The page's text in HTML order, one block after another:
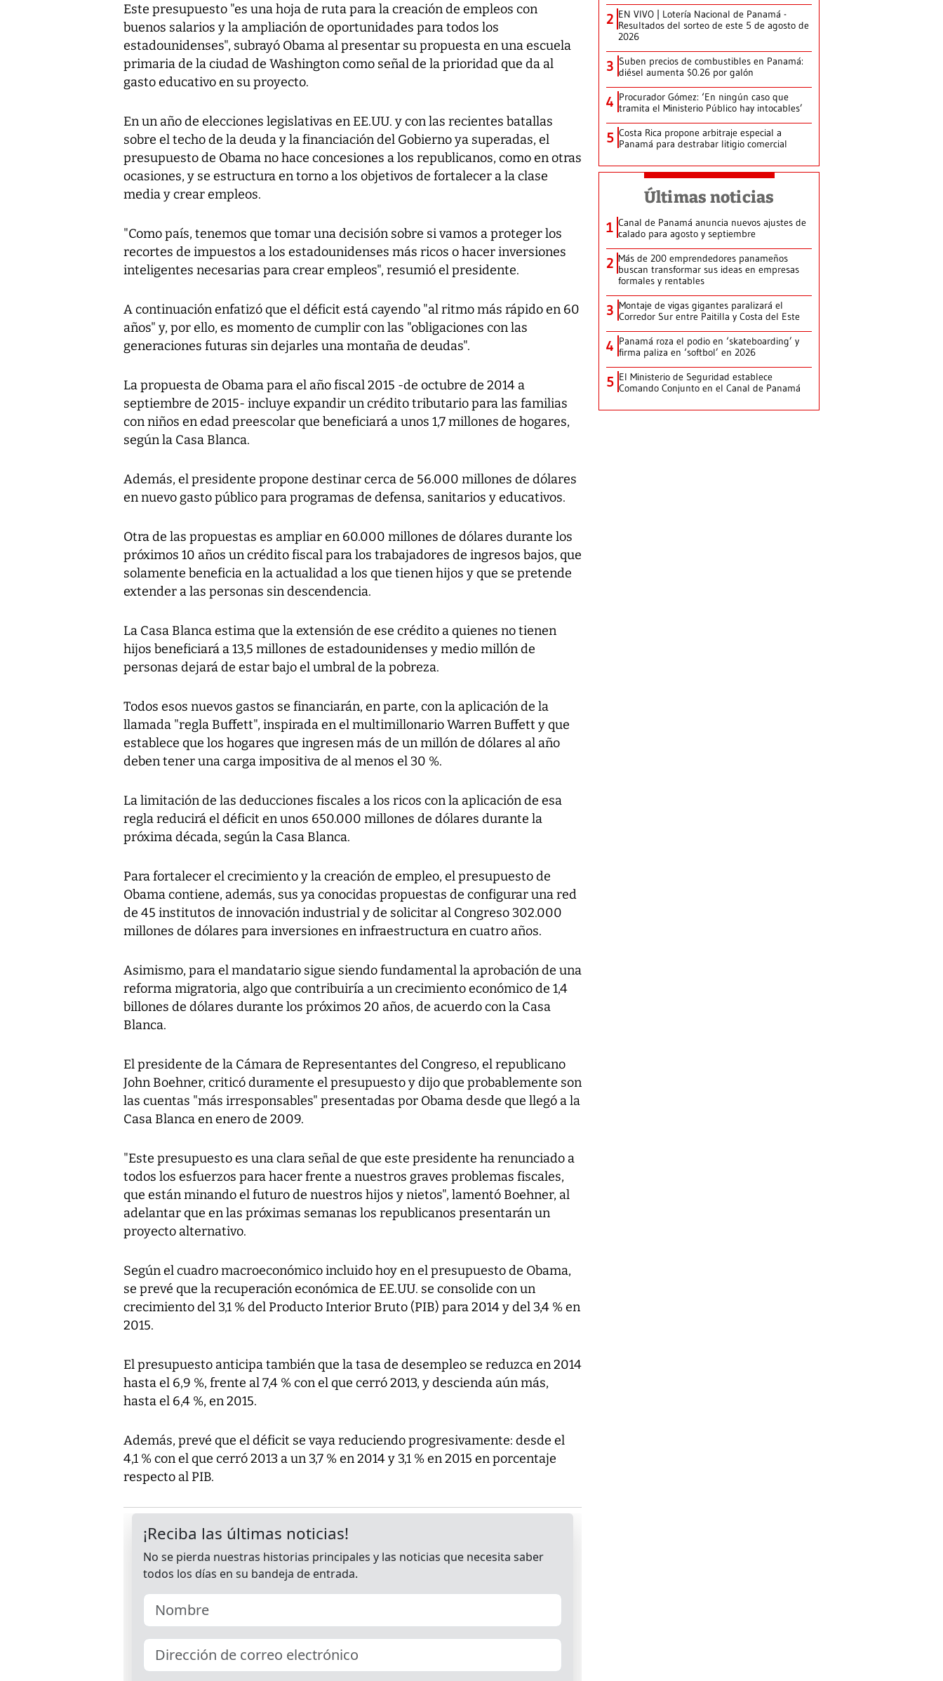
Este presupuesto "es una hoja de ruta para la creación de empleos con
buenos salarios y la ampliación de oportunidades para todos los
estadounidenses", subrayó Obama al presentar su propuesta en una escuela
primaria de la ciudad de Washington como señal de la prioridad que da al
gasto educativo en su proyecto.
En un año de elecciones legislativas en EE.UU. y con las recientes batallas
sobre el techo de la deuda y la financiación del Gobierno ya superadas, el
presupuesto de Obama no hace concesiones a los republicanos, como en otras
ocasiones, y se estructura en torno a los objetivos de fortalecer a la clase
media y crear empleos.
"Como país, tenemos que tomar una decisión sobre si vamos a proteger los
recortes de impuestos a los estadounidenses más ricos o hacer inversiones
inteligentes necesarias para crear empleos", resumió el presidente.
A continuación enfatizó que el déficit está cayendo "al ritmo más rápido en 60
años" y, por ello, es momento de cumplir con las "obligaciones con las
generaciones futuras sin dejarles una montaña de deudas".
La propuesta de Obama para el año fiscal 2015 -de octubre de 2014 a
septiembre de 2015- incluye expandir un crédito tributario para las familias
con niños en edad preescolar que beneficiará a unos 1,7 millones de hogares,
según la Casa Blanca.
Además, el presidente propone destinar cerca de 56.000 millones de dólares
en nuevo gasto público para programas de defensa, sanitarios y educativos.
Otra de las propuestas es ampliar en 60.000 millones de dólares durante los
próximos 10 años un crédito fiscal para los trabajadores de ingresos bajos, que
solamente beneficia en la actualidad a los que tienen hijos y que se pretende
extender a las personas sin descendencia.
La Casa Blanca estima que la extensión de ese crédito a quienes no tienen
hijos beneficiará a 13,5 millones de estadounidenses y medio millón de
personas dejará de estar bajo el umbral de la pobreza.
Todos esos nuevos gastos se financiarán, en parte, con la aplicación de la
llamada "regla Buffett", inspirada en el multimillonario Warren Buffett y que
establece que los hogares que ingresen más de un millón de dólares al año
deben tener una carga impositiva de al menos el 30 %.
La limitación de las deducciones fiscales a los ricos con la aplicación de esa
regla reducirá el déficit en unos 650.000 millones de dólares durante la
próxima década, según la Casa Blanca.
Para fortalecer el crecimiento y la creación de empleo, el presupuesto de
Obama contiene, además, sus ya conocidas propuestas de configurar una red
de 45 institutos de innovación industrial y de solicitar al Congreso 302.000
millones de dólares para inversiones en infraestructura en cuatro años.
Asimismo, para el mandatario sigue siendo fundamental la aprobación de una
reforma migratoria, algo que contribuiría a un crecimiento económico de 1,4
billones de dólares durante los próximos 20 años, de acuerdo con la Casa
Blanca.
El presidente de la Cámara de Representantes del Congreso, el republicano
John Boehner, criticó duramente el presupuesto y dijo que probablemente son
las cuentas "más irresponsables" presentadas por Obama desde que llegó a la
Casa Blanca en enero de 2009.
"Este presupuesto es una clara señal de que este presidente ha renunciado a
todos los esfuerzos para hacer frente a nuestros graves problemas fiscales,
que están minando el futuro de nuestros hijos y nietos", lamentó Boehner, al
adelantar que en las próximas semanas los republicanos presentarán un
proyecto alternativo.
Según el cuadro macroeconómico incluido hoy en el presupuesto de Obama,
se prevé que la recuperación económica de EE.UU. se consolide con un
crecimiento del 3,1 % del Producto Interior Bruto (PIB) para 2014 y del 3,4 % en
2015.
El presupuesto anticipa también que la tasa de desempleo se reduzca en 2014
hasta el 6,9 %, frente al 7,4 % con el que cerró 2013, y descienda aún más,
hasta el 6,4 %, en 2015.
Además, prevé que el déficit se vaya reduciendo progresivamente: desde el
4,1 % con el que cerró 2013 a un 3,7 % en 2014 y 3,1 % en 2015 en porcentaje
respecto al PIB.
2 EN VIVO | Lotería Nacional de Panamá -
Resultados del sorteo de este 5 de agosto de
2026
3 Suben precios de combustibles en Panamá:
diésel aumenta $0.26 por galón
4 Procurador Gómez: ‘En ningún caso que
tramita el Ministerio Público hay intocables’
5 Costa Rica propone arbitraje especial a
Panamá para destrabar litigio comercial
Últimas noticias
1 Canal de Panamá anuncia nuevos ajustes de
calado para agosto y septiembre
2 Más de 200 emprendedores panameños
buscan transformar sus ideas en empresas
formales y rentables
3 Montaje de vigas gigantes paralizará el
Corredor Sur entre Paitilla y Costa del Este
4 Panamá roza el podio en ‘skateboarding’ y
firma paliza en ‘softbol’ en 2026
5 El Ministerio de Seguridad establece
Comando Conjunto en el Canal de Panamá